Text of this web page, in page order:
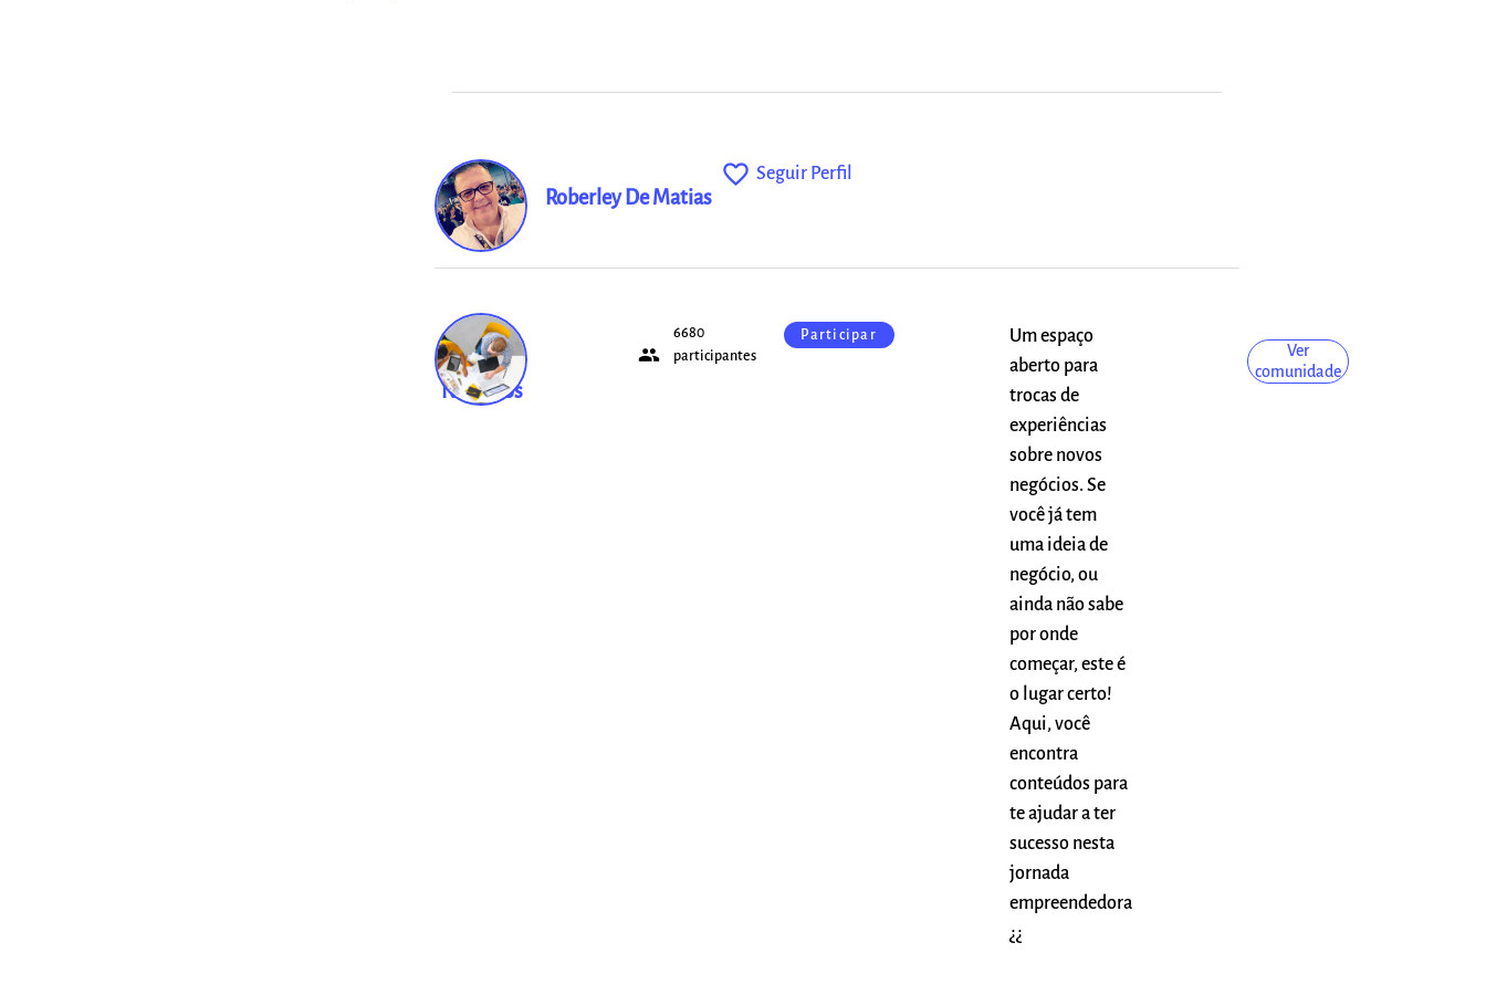
Roberley De Matias
favorite_outline Seguir Perfil
Novos
Negócios
people
6680
participantes
Participar
Um espaço
aberto para
trocas de
experiências
sobre novos
negócios. Se
você já tem
uma ideia de
negócio, ou
ainda não sabe
por onde
começar, este é
o lugar certo!
Aqui, você
encontra
conteúdos para
te ajudar a ter
sucesso nesta
jornada
empreendedora
¿¿
Ver
comunidade